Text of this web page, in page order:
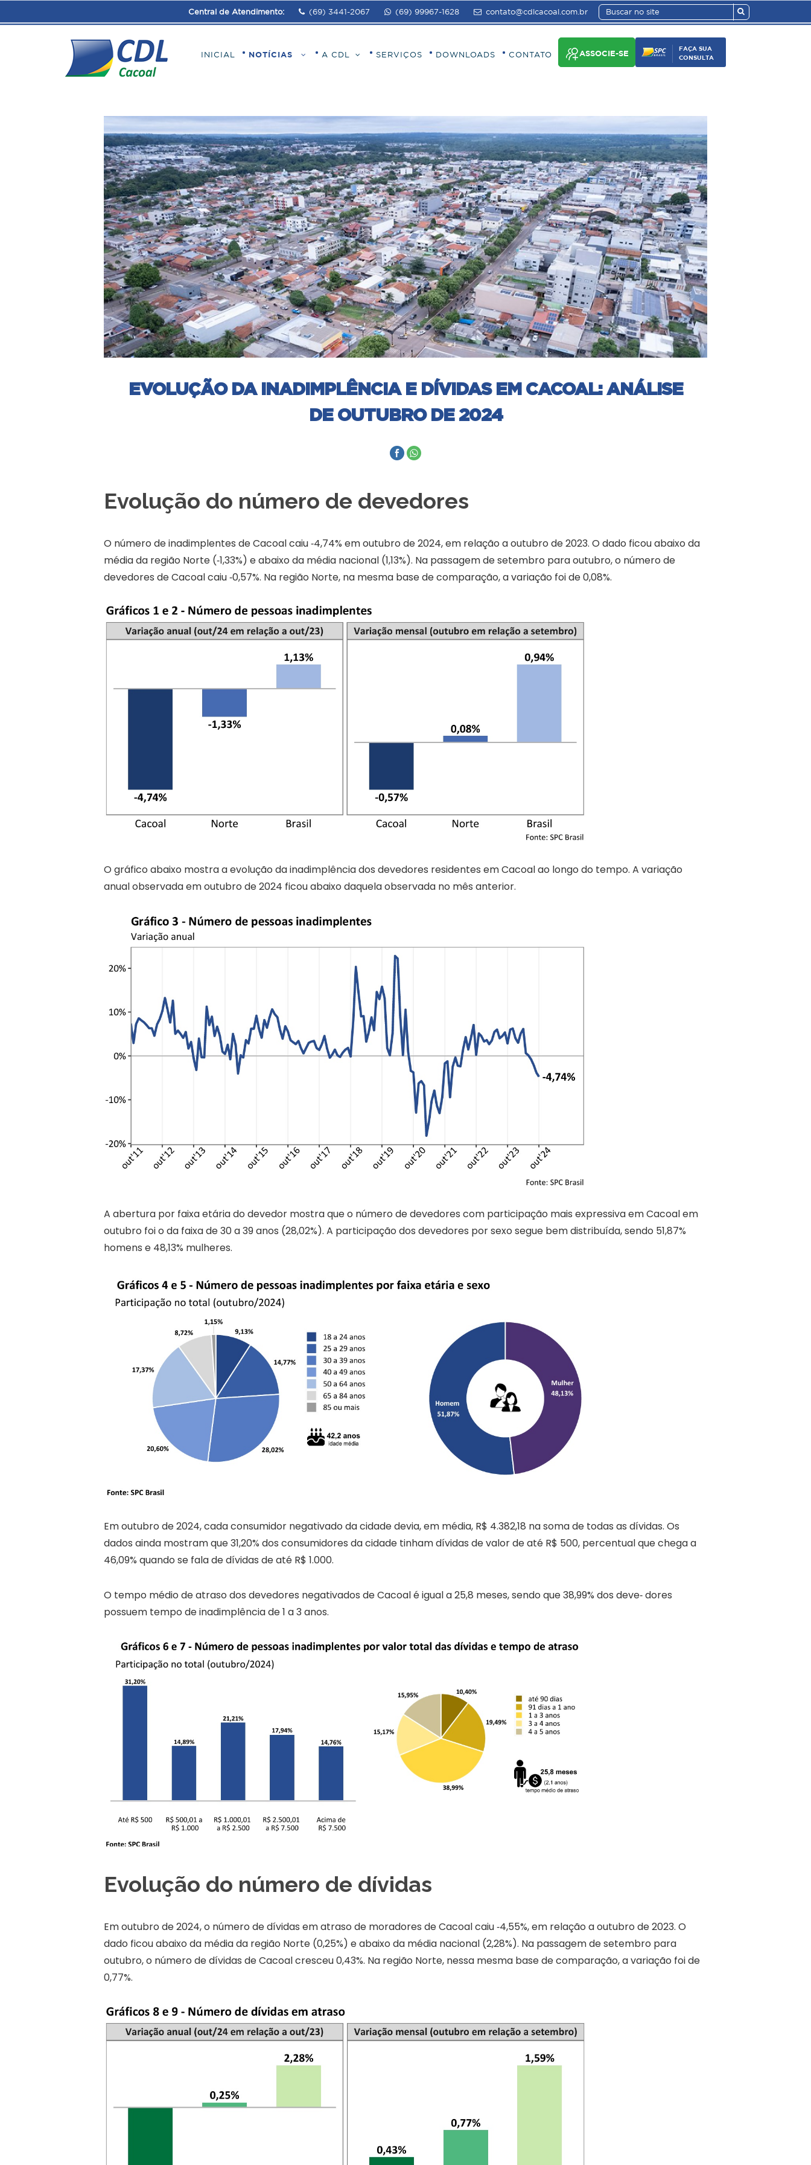
Central de Atendimento: (69) 3441-2067 (69) 99967-1628 contato@cdlcacoal.com.br
INICIAL NOTÍCIAS A CDL SERVIÇOS DOWNLOADS CONTATO ASSOCIE-SE
FAÇA SUA
CONSULTA
EVOLUÇÃO DA INADIMPLÊNCIA E DÍVIDAS EM CACOAL: ANÁLISE
DE OUTUBRO DE 2024
Evolução do número de devedores
O número de inadimplentes de Cacoal caiu ‐4,74% em outubro de 2024, em relação a outubro de 2023. O dado ficou abaixo da
média da região Norte (‐1,33%) e abaixo da média nacional (1,13%). Na passagem de setembro para outubro, o número de
devedores de Cacoal caiu ‐0,57%. Na região Norte, na mesma base de comparação, a variação foi de 0,08%.
O gráfico abaixo mostra a evolução da inadimplência dos devedores residentes em Cacoal ao longo do tempo. A variação
anual observada em outubro de 2024 ficou abaixo daquela observada no mês anterior.
A abertura por faixa etária do devedor mostra que o número de devedores com participação mais expressiva em Cacoal em
outubro foi o da faixa de 30 a 39 anos (28,02%). A participação dos devedores por sexo segue bem distribuída, sendo 51,87%
homens e 48,13% mulheres.
Em outubro de 2024, cada consumidor negativado da cidade devia, em média, R$ 4.382,18 na soma de todas as dívidas. Os
dados ainda mostram que 31,20% dos consumidores da cidade tinham dívidas de valor de até R$ 500, percentual que chega a
46,09% quando se fala de dívidas de até R$ 1.000.
O tempo médio de atraso dos devedores negativados de Cacoal é igual a 25,8 meses, sendo que 38,99% dos deve‐ dores
possuem tempo de inadimplência de 1 a 3 anos.
Evolução do número de dívidas
Em outubro de 2024, o número de dívidas em atraso de moradores de Cacoal caiu ‐4,55%, em relação a outubro de 2023. O
dado ficou abaixo da média da região Norte (0,25%) e abaixo da média nacional (2,28%). Na passagem de setembro para
outubro, o número de dívidas de Cacoal cresceu 0,43%. Na região Norte, nessa mesma base de comparação, a variação foi de
0,77%.